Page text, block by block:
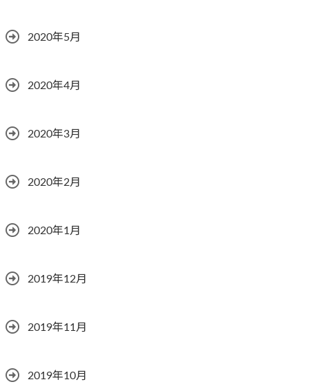
2020年5月
2020年4月
2020年3月
2020年2月
2020年1月
2019年12月
2019年11月
2019年10月